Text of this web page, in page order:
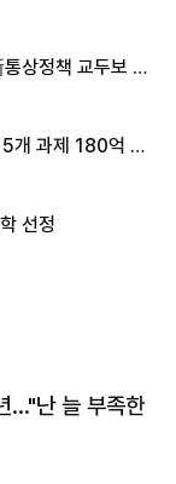
상정책 교두보 활
개 과제 180억 지
선정
…"난 늘 부족한